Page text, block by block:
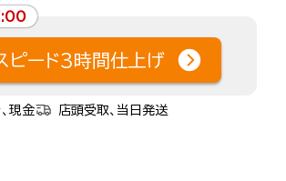
ピード3時間仕上げ
現金 店頭受取、当日発送